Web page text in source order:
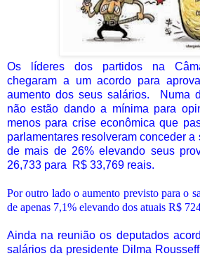
Os líderes dos partidos na
chegaram a um acordo para
aumento dos seus salários.
Numa
não estão dando a mínima para
menos para crise econômica que
parlamentares resolveram conceder a
de mais de 26% elevando seus
26,733 para
R$ 33,769 reais.
Por outro lado o aumento previsto para o
de apenas 7,1% elevando dos atuais R$
Ainda na reunião os deputados
salários da presidente Dilma